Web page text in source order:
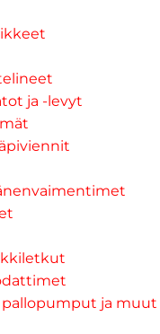
ja -levyt
ja muut